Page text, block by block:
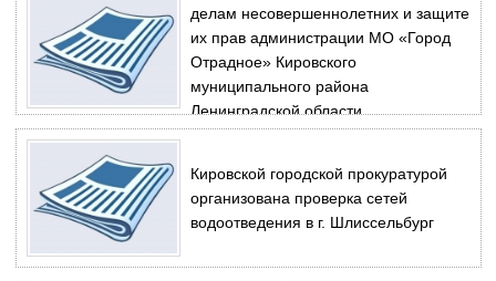
делам несовершеннолетних и защите
их прав администрации МО «Город
Отрадное» Кировского
муниципального района
Ленинградской области
Кировской городской прокуратурой
организована проверка сетей
водоотведения в г. Шлиссельбург